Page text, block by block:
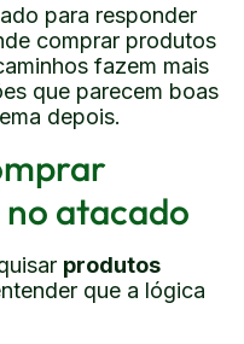
para responder
comprar produtos
fazem mais
que parecem boas
depois.
atacado
produtos
que a lógica